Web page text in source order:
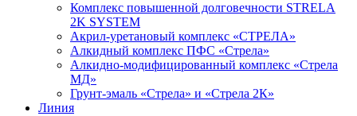
Комплекс повышенной долговечности STRELA
2K SYSTEM
Акрил-уретановый комплекс «СТРЕЛА»
Алкидный комплекс ПФС «Стрела»
Алкидно-модифицированный комплекс «Стрела
МД»
Грунт-эмаль «Стрела» и «Стрела 2К»
Линия